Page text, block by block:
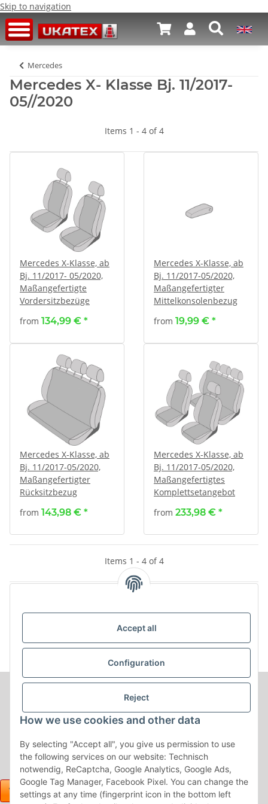
Skip to navigation
Accept all
Configuration
Reject
How we use cookies and other data
By selecting "Accept all", you give us permission to use
the following services on our website: Technisch
notwendig, ReCaptcha, Google Analytics, Google Ads,
Google Tag Manager, Facebook Pixel. You can change the
settings at any time (fingerprint icon in the bottom left
Mercedes
Mercedes X- Klasse Bj. 11/2017-
05//2020
Items 1 - 4 of 4
Mercedes X-Klasse, ab
Bj. 11/2017- 05/2020,
Maßangefertigte
Vordersitzbezüge
from 134,99 € *
Mercedes X-Klasse, ab
Bj. 11/2017-05/2020,
Maßangefertigter
Mittelkonsolenbezug
from 19,99 € *
Mercedes X-Klasse, ab
Bj. 11/2017-05/2020,
Maßangefertigter
Rücksitzbezug
from 143,98 € *
Mercedes X-Klasse, ab
Bj. 11/2017-05/2020,
Maßangefertigtes
Komplettsetangebot
from 233,98 € *
Items 1 - 4 of 4